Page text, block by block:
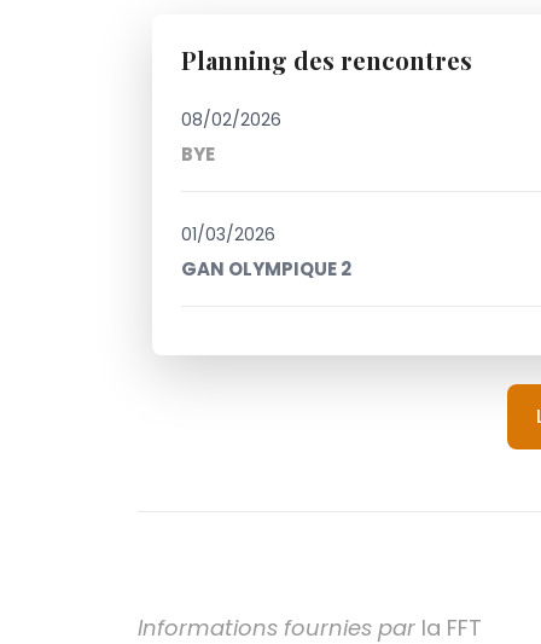
Planning des rencontres
08/02/2026
BYE
01/03/2026
GAN OLYMPIQUE 2
Informations fournies par la FFT